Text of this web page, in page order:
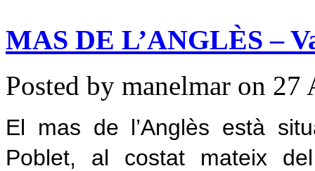
MAS DE L’ANGLÈS –
Posted by manelmar on
El mas de l’Anglès està
Poblet, al costat mateix